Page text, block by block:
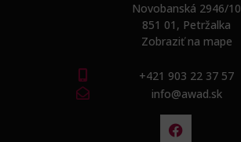
Novobanská 2946/10
851 01, Petržalka
Zobraziť na mape
+421 903 22 37 57
info@awad.sk